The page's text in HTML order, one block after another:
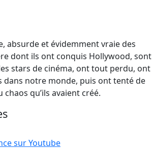
absurde et évidemment vraie des
dont ils ont conquis Hollywood, sont
stars de cinéma, ont tout perdu, ont
dans notre monde, puis ont tenté de
qu’ils avaient créé.
sur Youtube